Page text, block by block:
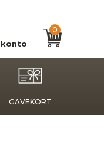
konto
0
GAVEKORT